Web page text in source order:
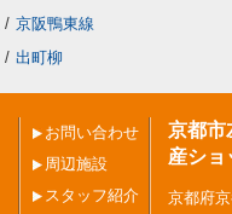
/ 京阪鴨東線
/ 出町柳
お問い合わせ
周辺施設
スタッフ紹介
京都市
産ショ
京都府